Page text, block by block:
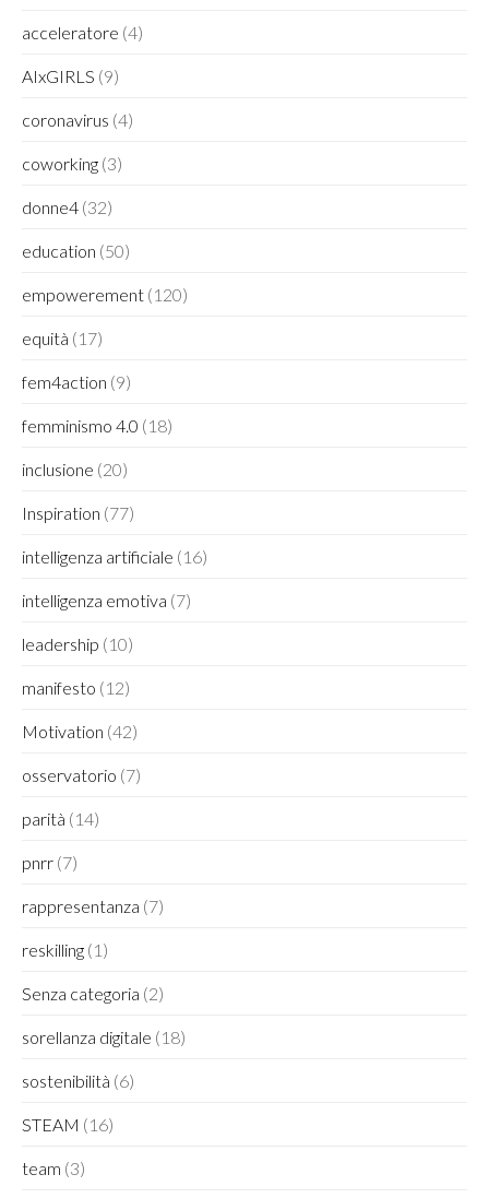
acceleratore (4)
AIxGIRLS (9)
coronavirus (4)
coworking (3)
donne4 (32)
education (50)
empowerement (120)
equità (17)
fem4action (9)
femminismo 4.0 (18)
inclusione (20)
Inspiration (77)
intelligenza artificiale (16)
intelligenza emotiva (7)
leadership (10)
manifesto (12)
Motivation (42)
osservatorio (7)
parità (14)
pnrr (7)
rappresentanza (7)
reskilling (1)
Senza categoria (2)
sorellanza digitale (18)
sostenibilità (6)
STEAM (16)
team (3)